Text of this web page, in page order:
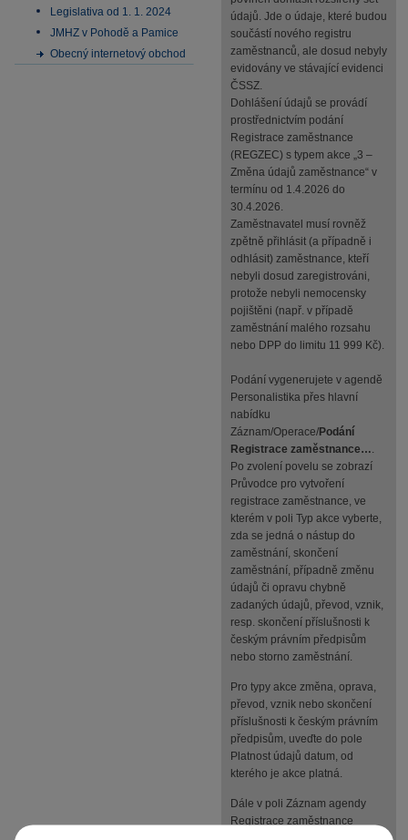
Legislativa od 1. 1. 2024
JMHZ v Pohodě a Pamice
Obecný internetový obchod
údajů. Jde o údaje, které budou
součástí nového registru
zaměstnanců, ale dosud nebyly
evidovány ve stávající evidenci
ČSSZ.
Dohlášení údajů se provádí
prostřednictvím podání
Registrace zaměstnance
(REGZEC) s typem akce „3 –
Změna údajů zaměstnance“ v
termínu od 1.4.2026 do
30.4.2026.
Zaměstnavatel musí rovněž
zpětně přihlásit (a případně i
odhlásit) zaměstnance, kteří
nebyli dosud zaregistrováni,
protože nebyli nemocensky
pojištěni (např. v případě
zaměstnání malého rozsahu
nebo DPP do limitu 11 999 Kč).
Podání vygenerujete v agendě
Personalistika přes hlavní
nabídku
Záznam/Operace/Podání
Registrace zaměstnance….
Po zvolení povelu se zobrazí
Průvodce pro vytvoření
registrace zaměstnance, ve
kterém v poli Typ akce vyberte,
zda se jedná o nástup do
zaměstnání, skončení
zaměstnání, případně změnu
údajů či opravu chybně
zadaných údajů, převod, vznik,
resp. skončení příslušnosti k
českým právním předpisům
nebo storno zaměstnání.
Pro typy akce změna, oprava,
převod, vznik nebo skončení
příslušnosti k českým právním
předpisům, uveďte do pole
Platnost údajů datum, od
kterého je akce platná.
Dále v poli Záznam agendy
Registrace zaměstnance